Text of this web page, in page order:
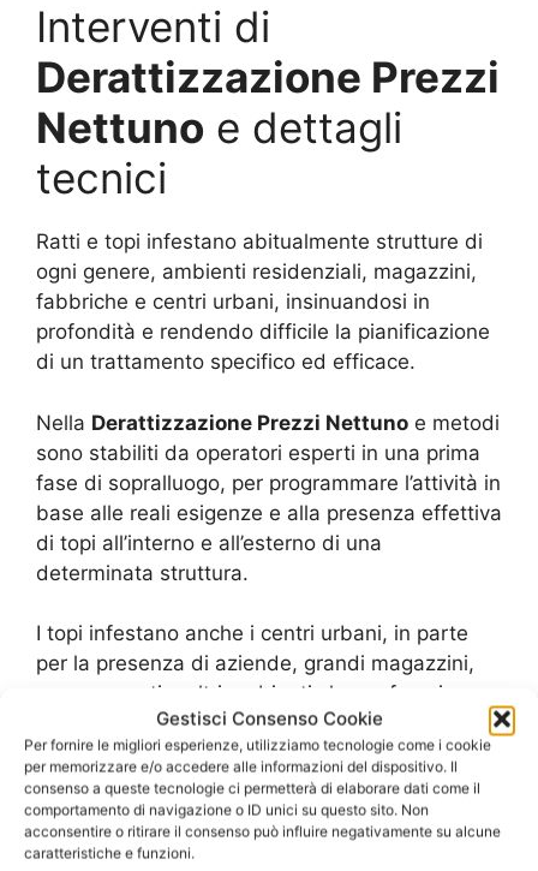
Gestisci Consenso Cookie
Per fornire le migliori esperienze, utilizziamo tecnologie come i cookie
per memorizzare e/o accedere alle informazioni del dispositivo. Il
consenso a queste tecnologie ci permetterà di elaborare dati come il
comportamento di navigazione o ID unici su questo sito. Non
acconsentire o ritirare il consenso può influire negativamente su alcune
caratteristiche e funzioni.
Interventi di
Derattizzazione Prezzi
Nettuno e dettagli
tecnici
Ratti e topi infestano abitualmente strutture di
ogni genere, ambienti residenziali, magazzini,
fabbriche e centri urbani, insinuandosi in
profondità e rendendo difficile la pianificazione
di un trattamento specifico ed efficace.
Nella Derattizzazione Prezzi Nettuno e metodi
sono stabiliti da operatori esperti in una prima
fase di sopralluogo, per programmare l’attività in
base alle reali esigenze e alla presenza effettiva
di topi all’interno e all’esterno di una
determinata struttura.
I topi infestano anche i centri urbani, in parte
per la presenza di aziende, grandi magazzini,
supermercati e altri ambienti che ne favoriscono
la proliferazione, e in parte a causa delle aree
degradate, fabbriche dismesse, canali, fossati
e discariche, che offrono a questi animaletti
un’ottima fonte di sostentamento. Per
sopravvivere, i topi richiedono pochissime